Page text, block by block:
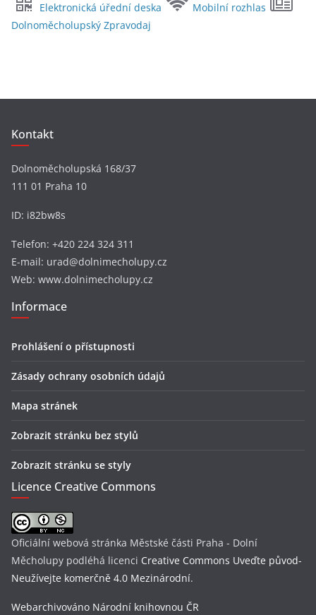
h
i
Elektronická úřední deska
Mobilní rozhlas
Dolnoměcholupský Zpravodaj
Kontakt
Dolnoměcholupská 168/37
111 01 Praha 10
ID: i82bw8s
Telefon: +420 224 324 311
E-mail: urad@dolnimecholupy.cz
Web: www.dolnimecholupy.cz
Informace
Prohlášení o přístupnosti
Zásady ochrany osobních údajů
Mapa stránek
Zobrazit stránku bez stylů
Zobrazit stránku se styly
Licence Creative Commons
Oficiální webová stránka Městské části Praha - Dolní
Měcholupy podléhá licenci Creative Commons Uveďte původ-
Neužívejte komerčně 4.0 Mezinárodní.
Webarchivováno Národní knihovnou ČR